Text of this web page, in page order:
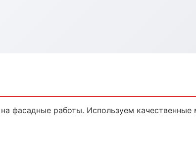
фасадные работы. Используем